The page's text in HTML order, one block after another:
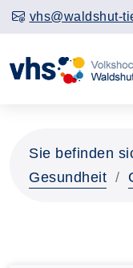
vhs@waldshut-
Sie befinden
Gesundheit